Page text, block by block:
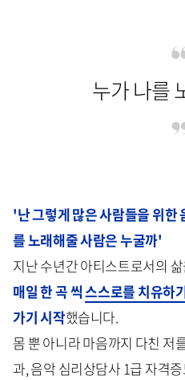
누가 나를
'난 그렇게 많은 사람들을 위한
를 노래해줄 사람은 누굴까'
지난 수년간 아티스트로서의
매일 한 곡 씩스스로를 치유하
가기 시작했습니다.
몸 뿐 아니라 마음까지 다친 저
과, 음악 심리상담사 1급 자격